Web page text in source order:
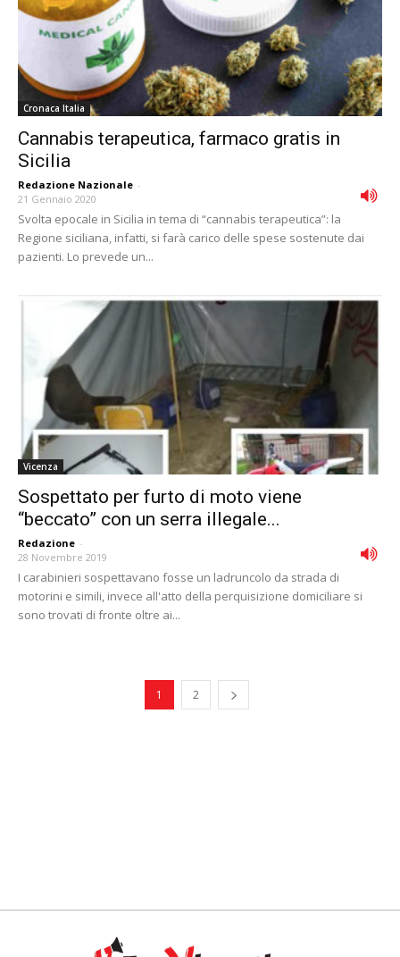
Cronaca Italia
Cannabis terapeutica, farmaco gratis in
Sicilia
Redazione Nazionale -
21 Gennaio 2020
Svolta epocale in Sicilia in tema di “cannabis terapeutica”: la
Regione siciliana, infatti, si farà carico delle spese sostenute dai
pazienti. Lo prevede un...
Vicenza
Sospettato per furto di moto viene
“beccato” con un serra illegale...
Redazione -
28 Novembre 2019
I carabinieri sospettavano fosse un ladruncolo da strada di
motorini e simili, invece all'atto della perquisizione domiciliare si
sono trovati di fronte oltre ai...
1 2